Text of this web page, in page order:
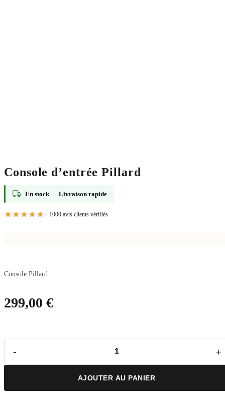
Console d’entrée Pillard
En stock — Livraison rapide
Console Pillard
299,00 €
AJOUTER AU PANIER